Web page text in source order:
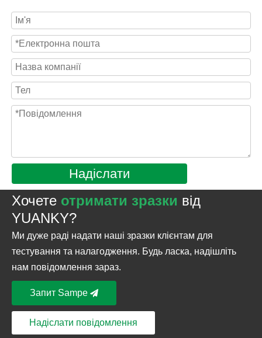
Надіслати
Хочете отримати зразки від
YUANKY?
Ми дуже раді надати наші зразки клієнтам для
тестування та налагодження. Будь ласка, надішліть
нам повідомлення зараз.
Запит Sampe
Надіслати повідомлення